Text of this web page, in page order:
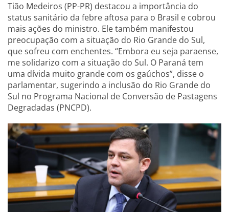
Tião Medeiros (PP-PR) destacou a importância do
status sanitário da febre aftosa para o Brasil e cobrou
mais ações do ministro. Ele também manifestou
preocupação com a situação do Rio Grande do Sul,
que sofreu com enchentes. “Embora eu seja paraense,
me solidarizo com a situação do Sul. O Paraná tem
uma dívida muito grande com os gaúchos”, disse o
parlamentar, sugerindo a inclusão do Rio Grande do
Sul no Programa Nacional de Conversão de Pastagens
Degradadas (PNCPD).